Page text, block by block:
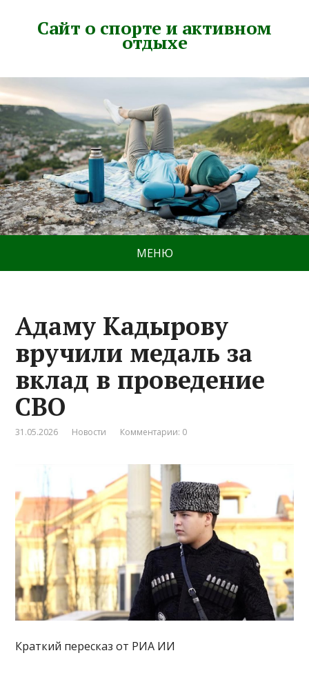
Сайт о спорте и активном
отдыхе
МЕНЮ
Адаму Кадырову
вручили медаль за
вклад в проведение
СВО
31.05.2026 Новости Комментарии: 0
Краткий пересказ от РИА ИИ